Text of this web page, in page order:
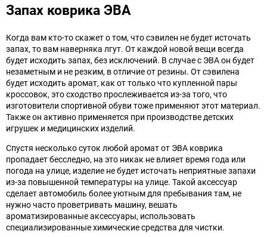
Запах коврика ЭВА
Когда вам кто-то скажет о том, что сэвилен не будет источать
запах, то вам наверняка лгут. От каждой новой вещи всегда
будет исходить запах, без исключений. В случае с ЭВА он будет
незаметным и не резким, в отличие от резины. От сэвилена
будет исходить аромат, как от только что купленной пары
кроссовок, это сходство прослеживается из-за того, что
изготовители спортивной обуви тоже применяют этот материал.
Также он активно применяется при производстве детских
игрушек и медицинских изделий.
Спустя несколько суток любой аромат от ЭВА коврика
пропадает бесследно, на это никак не влияет время года или
погода на улице, изделие не будет источать неприятные запахи
из-за повышенной температуры на улице. Такой аксессуар
сделает автомобиль более уютным для пребывания там, не
нужно часто проветривать машину, вешать
ароматизированные аксессуары, использовать
специализированные химические средства для чистки.